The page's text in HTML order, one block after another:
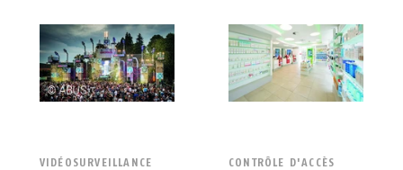
VIDÉOSURVEILLANCE
CONTRÔLE D'ACCÈS